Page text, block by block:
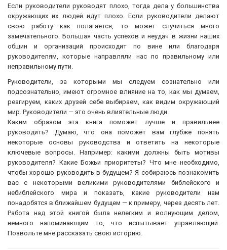
Если руководители руководят плохо, тогда дела у большинства
окружающих их людей идут плохо. Если руководители делают
свою работу как полагается, то может случиться много
замечательного. Большая часть успехов и неудач в жизни наших
общин и организаций происходит по вине или благодаря
руководителям, которые направляли нас по правильному или
неправильному пути.
Руководители, за которыми мы следуем сознательно или
подсознательно, имеют огромное влияние на то, как мы думаем,
реагируем, каких друзей себе выбираем, как видим окружающий
мир. Руководители — это очень влиятельные люди.
Каким образом эта книга поможет лучше и правильнее
руководить? Думаю, что она поможет вам глубже понять
некоторые основы руководства и ответить на некоторые
ключевые вопросы. Например: какими должны быть мотивы
руководителя? Какие Божьи приоритеты? Что мне необходимо,
чтобы хорошо руководить в будущем? Я собираюсь познакомить
вас с некоторыми великими руководителями библейского и
небиблейского мира и показать, какие руководители нам
понадобятся в ближайшем будущем — к примеру, через десять лет.
Работа над этой книгой была нелегким и волнующим делом,
немного напоминающим то, что испытывает управляющий.
Позвольте мне рассказать свою историю.